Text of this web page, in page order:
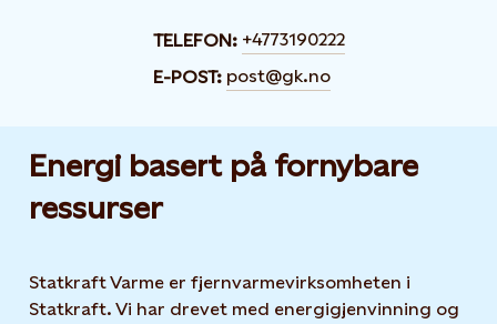
TELEFON: +4773190222
E-POST: post@gk.no
Energi basert på fornybare
ressurser
Statkraft Varme er fjernvarmevirksomheten i
Statkraft. Vi har drevet med energigjenvinning og